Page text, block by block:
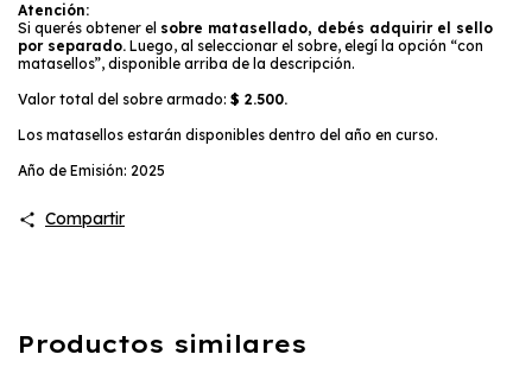
Atención:
Si querés obtener el sobre matasellado, debés adquirir el sello
por separado. Luego, al seleccionar el sobre, elegí la opción “con
matasellos”, disponible arriba de la descripción.
Valor total del sobre armado: $ 2.500.
Los matasellos estarán disponibles dentro del año en curso.
Año de Emisión: 2025
Compartir
Productos similares